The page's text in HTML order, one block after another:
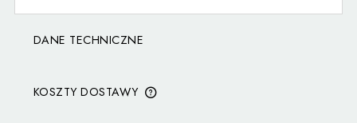
DANE TECHNICZNE
KOSZTY DOSTAWY
CENA NIE ZAWIERA EWENTUALNYCH KOSZTÓW